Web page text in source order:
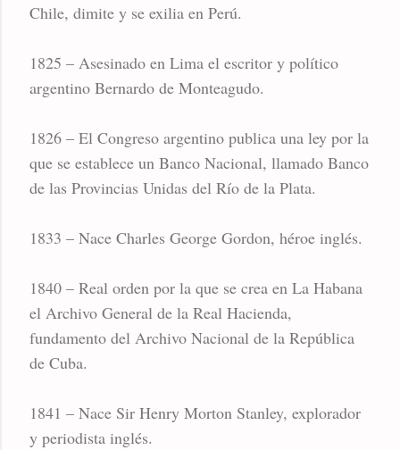
Chile, dimite y se exilia en Perú.
1825 – Asesinado en Lima el escritor y político
argentino Bernardo de Monteagudo.
1826 – El Congreso argentino publica una ley por la
que se establece un Banco Nacional, llamado Banco
de las Provincias Unidas del Río de la Plata.
1833 – Nace Charles George Gordon, héroe inglés.
1840 – Real orden por la que se crea en La Habana
el Archivo General de la Real Hacienda,
fundamento del Archivo Nacional de la República
de Cuba.
1841 – Nace Sir Henry Morton Stanley, explorador
y periodista inglés.